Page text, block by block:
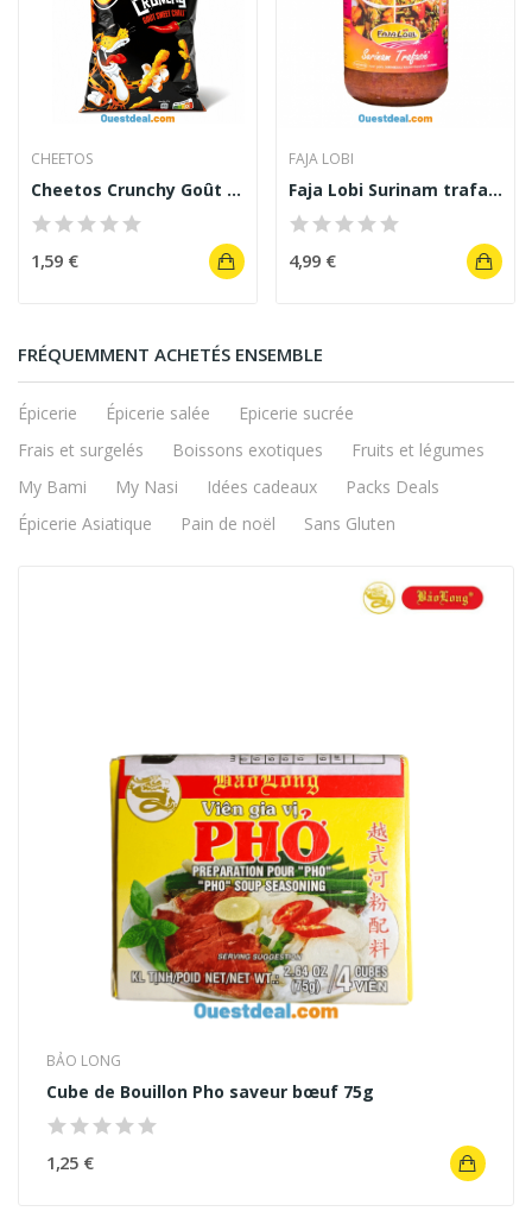
CHEETOS
Cheetos Crunchy Goût Sweet Chili 90 g
1,59 €
FAJA LOBI
Faja Lobi Surinam trafasie sauce wok
4,99 €
FRÉQUEMMENT ACHETÉS ENSEMBLE
Épicerie Épicerie salée
Epicerie sucrée
Frais et surgelés
Boissons exotiques
Fruits et légumes
My Bami
My Nasi Idées cadeaux
Packs Deals
Épicerie Asiatique
Pain de noël Sans Gluten
BẢO LONG
Cube de Bouillon Pho saveur bœuf 75g
1,25 €